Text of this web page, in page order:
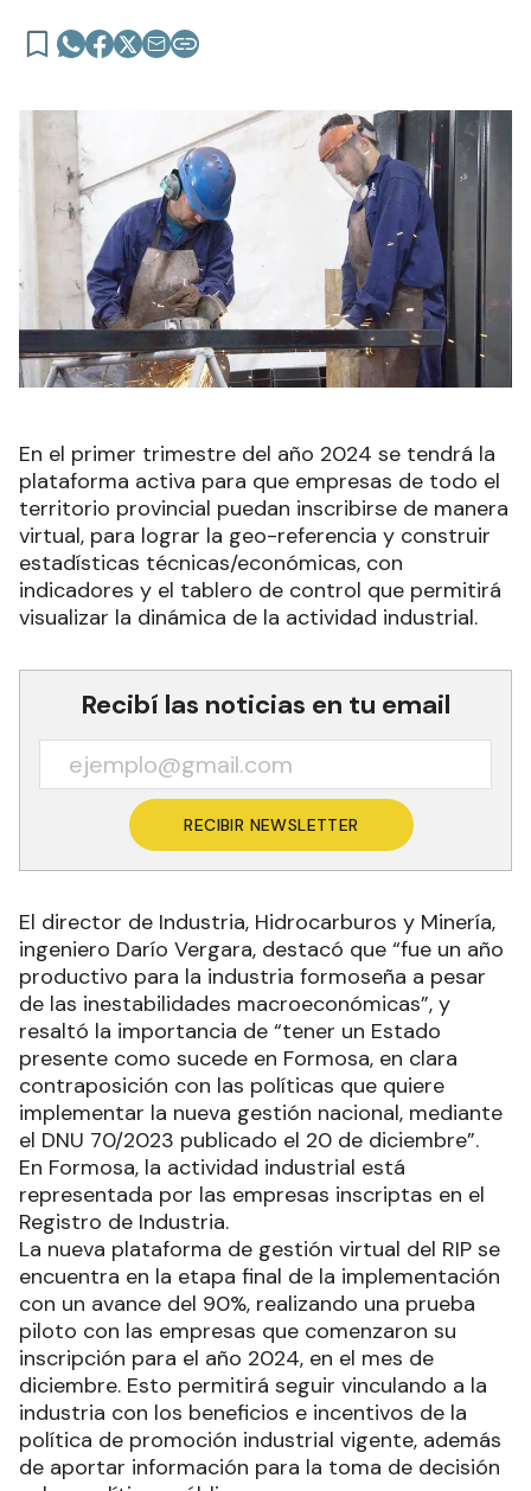
En el primer trimestre del año 2024 se tendrá la
plataforma activa para que empresas de todo el
territorio provincial puedan inscribirse de manera
virtual, para lograr la geo-referencia y construir
estadísticas técnicas/económicas, con
indicadores y el tablero de control que permitirá
visualizar la dinámica de la actividad industrial.
Recibí las noticias en tu email
RECIBIR NEWSLETTER
El director de Industria, Hidrocarburos y Minería,
ingeniero Darío Vergara, destacó que “fue un año
productivo para la industria formoseña a pesar
de las inestabilidades macroeconómicas”, y
resaltó la importancia de “tener un Estado
presente como sucede en Formosa, en clara
contraposición con las políticas que quiere
implementar la nueva gestión nacional, mediante
el DNU 70/2023 publicado el 20 de diciembre”.
En Formosa, la actividad industrial está
representada por las empresas inscriptas en el
Registro de Industria.
La nueva plataforma de gestión virtual del RIP se
encuentra en la etapa final de la implementación
con un avance del 90%, realizando una prueba
piloto con las empresas que comenzaron su
inscripción para el año 2024, en el mes de
diciembre. Esto permitirá seguir vinculando a la
industria con los beneficios e incentivos de la
política de promoción industrial vigente, además
de aportar información para la toma de decisión